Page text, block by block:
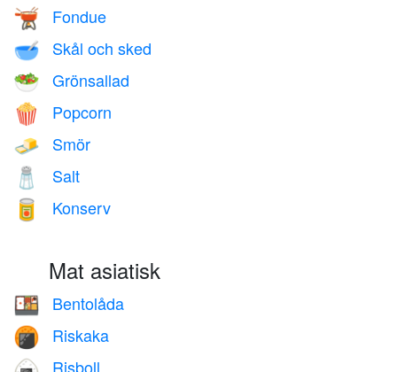
🫕 Fondue
🥣 Skål och sked
🥗 Grönsallad
🍿 Popcorn
🧈 Smör
🧂 Salt
🥫 Konserv
Mat asiatisk
🍱 Bentolåda
🍘 Riskaka
Risboll